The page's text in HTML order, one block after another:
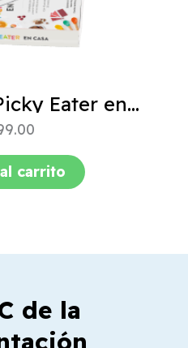
Libro Ayuda Picky Eater en casa
carrito
de la